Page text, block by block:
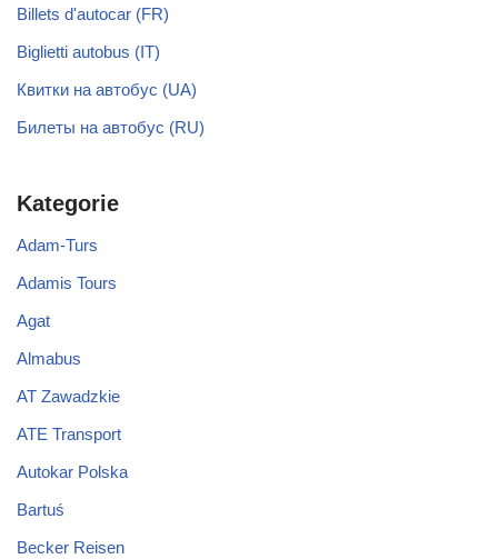
Billets d'autocar (FR)
Biglietti autobus (IT)
Квитки на автобус (UA)
Билеты на автобус (RU)
Kategorie
Adam-Turs
Adamis Tours
Agat
Almabus
AT Zawadzkie
ATE Transport
Autokar Polska
Bartuś
Becker Reisen